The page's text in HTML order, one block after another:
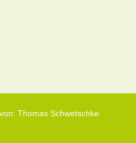
Thomas Schwetschke